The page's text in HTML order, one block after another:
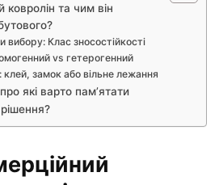
та чим він
вибору: Клас зносостійкості
vs гетерогенний
замок або вільне лежання
які варто пам’ятати